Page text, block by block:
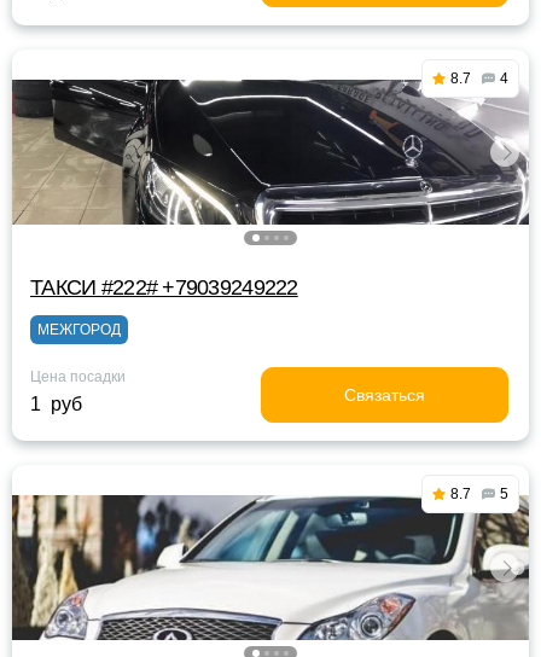
8.7 4
ТАКСИ #222# +79039249222
МЕЖГОРОД
Цена посадки
1 руб Связаться
8.7 5